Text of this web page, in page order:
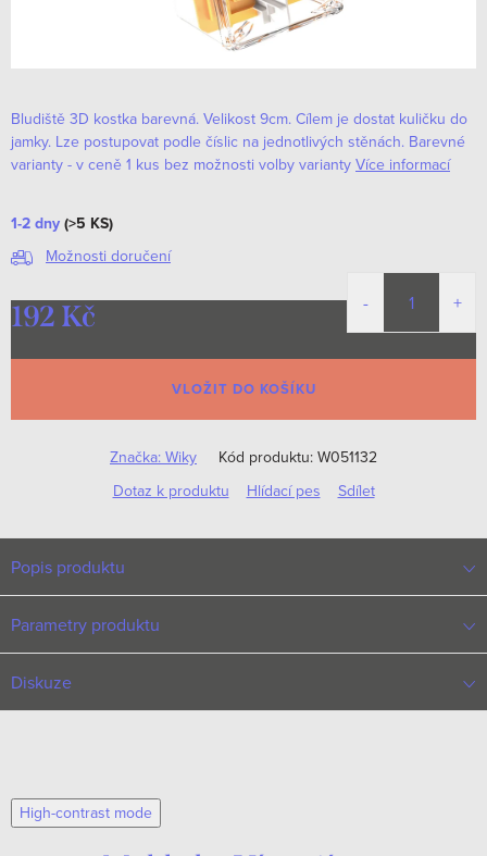
Bludiště 3D kostka barevná. Velikost 9cm. Cílem je dostat kuličku do
jamky. Lze postupovat podle číslic na jednotlivých stěnách. Barevné
varianty - v ceně 1 kus bez možnosti volby varianty Více informací
1-2 dny(>5 KS)
Možnosti doručení
192 Kč
cena:
VLOŽIT DO KOŠÍKU
Značka: Wiky Kód produktu: W051132
Dotaz k produktu
Hlídací pes Sdílet
Popis produktu
Parametry produktu
Diskuze
High-contrast mode